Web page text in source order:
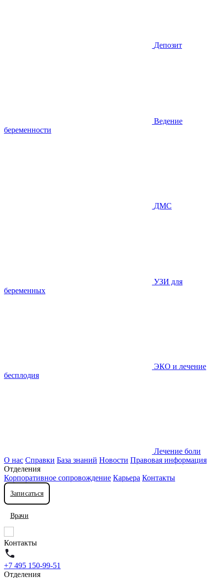
Депозит
Ведение
беременности
ДМС
УЗИ для
беременных
ЭКО и лечение
бесплодия
Лечение боли
О нас Справки База знаний Новости Правовая информация
Отделения
Корпоративное сопровождение Карьера Контакты
Записаться
Врачи
Контакты
+7 495 150-99-51
Отделения